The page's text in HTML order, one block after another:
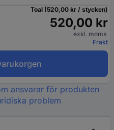
Toal (520,00 kr / stycken)
520,00 kr
exkl. moms
Frakt
ansvarar för produkten
problem